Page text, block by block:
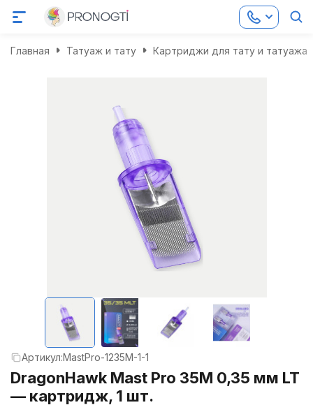
Главная Татуаж и тату Картриджи для тату и татуажа
Артикул:MastPro-1235M-1-1
DragonHawk Mast Pro 35M 0,35 мм LT
— картридж, 1 шт.